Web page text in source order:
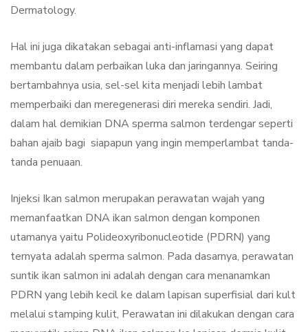
Dermatology.
Hal ini juga dikatakan sebagai anti-inflamasi yang dapat
membantu dalam perbaikan luka dan jaringannya. Seiring
bertambahnya usia, sel-sel kita menjadi lebih lambat
memperbaiki dan meregenerasi diri mereka sendiri. Jadi,
dalam hal demikian DNA sperma salmon terdengar seperti
bahan ajaib bagi siapapun yang ingin memperlambat tanda-
tanda penuaan.
Injeksi Ikan salmon merupakan perawatan wajah yang
memanfaatkan DNA ikan salmon dengan komponen
utamanya yaitu Polideoxyribonucleotide (PDRN) yang
ternyata adalah sperma salmon. Pada dasarnya, perawatan
suntik ikan salmon ini adalah dengan cara menanamkan
PDRN yang lebih kecil ke dalam lapisan superfisial dari kult
melalui stamping kulit, Perawatan ini dilakukan dengan cara